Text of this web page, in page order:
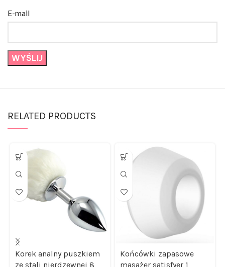
E-mail
RELATED PRODUCTS
Korek analny puszkiem
ze stali nierdzewnej 8
Końcówki zapasowe
masażer satisfyer 1